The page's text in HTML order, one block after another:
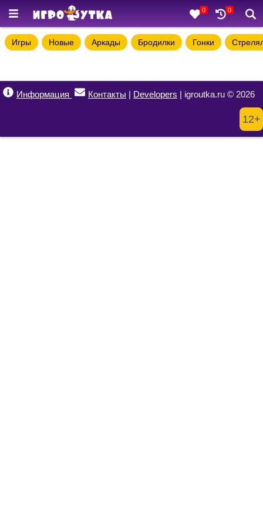
0 0
Игры Новые Аркады Бродилки Гонки
Информация Контакты | Developers | igroutka.ru © 2026
12+